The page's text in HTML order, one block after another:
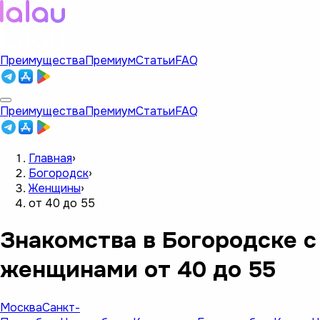
ПреимуществаПремиумСтатьиFAQ
ПреимуществаПремиумСтатьиFAQ
Главная›
Богородск›
Женщины›
от 40 до 55
Знакомства в Богородске с
женщинами от 40 до 55
МоскваСанкт-